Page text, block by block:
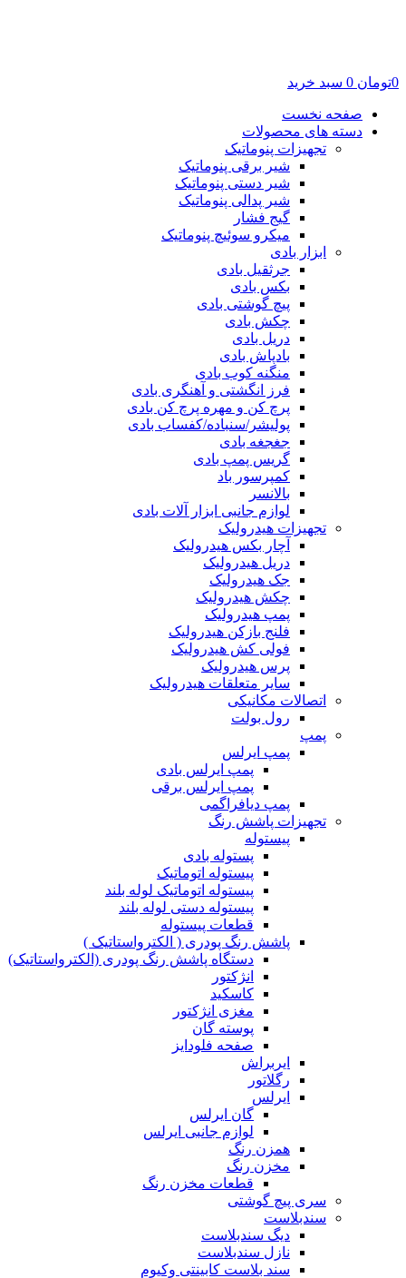
0تومان 0 سبد خرید
صفحه نخست
دسته های محصولات
تجهیزات پنوماتیک
شیر برقی پنوماتیک
شیر دستی پنوماتیک
شیر پدالی پنوماتیک
گیج فشار
میکرو سوئیچ پنوماتیک
ابزار بادی
جرثقیل بادی
بکس بادی
پیچ گوشتی بادی
چکش بادی
دریل بادی
بادپاش بادی
منگنه کوب بادی
فرز انگشتی و آهنگری بادی
پرچ کن و مهره پرچ کن بادی
پولیشر/سنباده/کفساب بادی
جغجغه بادی
گریس پمپ بادی
کمپرسور باد
بالانسر
لوازم جانبی ابزار آلات بادی
تجهیزات هیدرولیک
آچار بکس هیدرولیک
دریل هیدرولیک
جک هیدرولیک
چکش هیدرولیک
پمپ هیدرولیک
فلنج بازکن هیدرولیک
فولی کش هیدرولیک
پرس هیدرولیک
سایر متعلقات هیدرولیک
اتصالات مکانیکی
رول بولت
پمپ
پمپ ایرلس
پمپ ایرلس بادی
پمپ ایرلس برقی
پمپ دیافراگمی
تجهیزات پاشش رنگ
پیستوله
پستوله بادی
پیستوله اتوماتیک
پیستوله اتوماتیک لوله بلند
پیستوله دستی لوله بلند
قطعات پیستوله
پاشش رنگ پودری ( الکترواستاتیک )
دستگاه پاشش رنگ پودری (الکترواستاتیک)
انژکتور
کاسکید
مغزی انژکتور
پوسته گان
صفحه فلودایز
ایربراش
رگلاتور
ایرلس
گان ایرلس
لوازم جانبی ایرلس
همزن رنگ
مخزن رنگ
قطعات مخزن رنگ
سری پیچ گوشتی
سندبلاست
دیگ سندبلاست
نازل سندبلاست
سند بلاست کابینتی وکیوم